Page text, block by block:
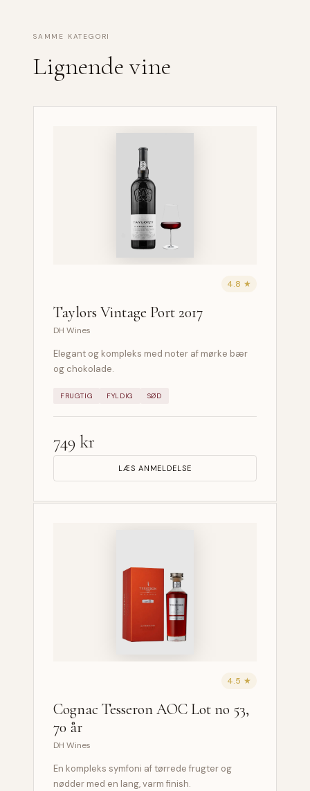
SAMME KATEGORI
Lignende vine
4.8 ★
Taylors Vintage Port 2017
DH Wines
Elegant og kompleks med noter af mørke bær
og chokolade.
FRUGTIG FYLDIG SØD
749 kr
LÆS ANMELDELSE
4.5 ★
Cognac Tesseron AOC Lot no 53,
70 år
DH Wines
En kompleks symfoni af tørrede frugter og
nødder med en lang, varm finish.